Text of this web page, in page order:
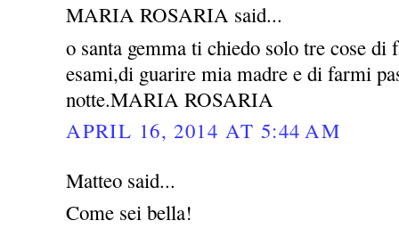
MARIA ROSARIA said...
o santa gemma ti chiedo solo tre cose di
esami,di guarire mia madre e di farmi
notte.MARIA ROSARIA
APRIL 16, 2014 AT 5:44 AM
Matteo said...
Come sei bella!